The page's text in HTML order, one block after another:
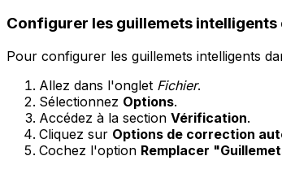
Configurer les guillemets intelligents
Pour configurer les guillemets intelligents
Allez dans l'onglet Fichier.
Sélectionnez Options.
Accédez à la section Vérification.
Cliquez sur Options de correction
Cochez l'option Remplacer